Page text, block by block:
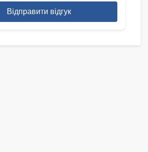
Відправити відгук